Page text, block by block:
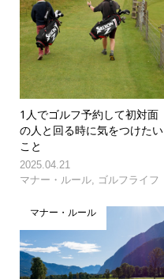
1人でゴルフ予約して初対面
の人と回る時に気をつけたい
こと
2025.04.21
マナー・ルール, ゴルフライフ
マナー・ルール